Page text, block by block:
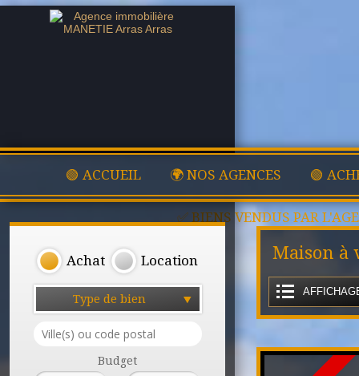
🟢 ACCUEIL 🌍 NOS AGENCES 🟢
✅ BIENS VENDUS PAR
Achat Location
Type de bien
Budget
Maison à